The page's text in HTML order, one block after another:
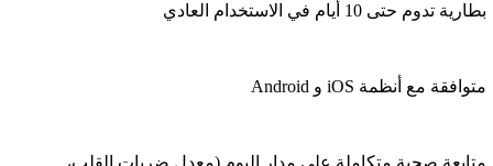
بطارية تدوم حتى 10 أيام في الاستخدام العادي
متوافقة مع أنظمة و iOS